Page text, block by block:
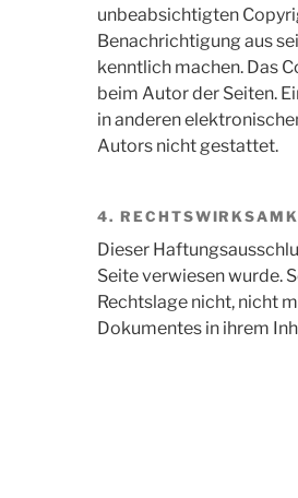
unbeabsichtigten
Benachrichtigung aus
kenntlich machen. Das
beim Autor der Seiten.
in anderen
Autors nicht gestattet.
4.
Dieser
Seite verwiesen wurde.
Rechtslage nicht, nicht
Dokumentes in ihrem